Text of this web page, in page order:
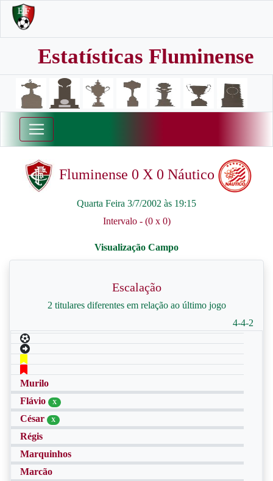
Estatísticas Fluminense
Fluminense 0 X 0 Náutico
Quarta Feira 3/7/2002 às 19:15
Intervalo - (0 x 0)
Escalação
2 titulares diferentes em relação ao último jogo
4-4-2
Murilo
Flávio
X
César X
Régis
Marquinhos
Marcão